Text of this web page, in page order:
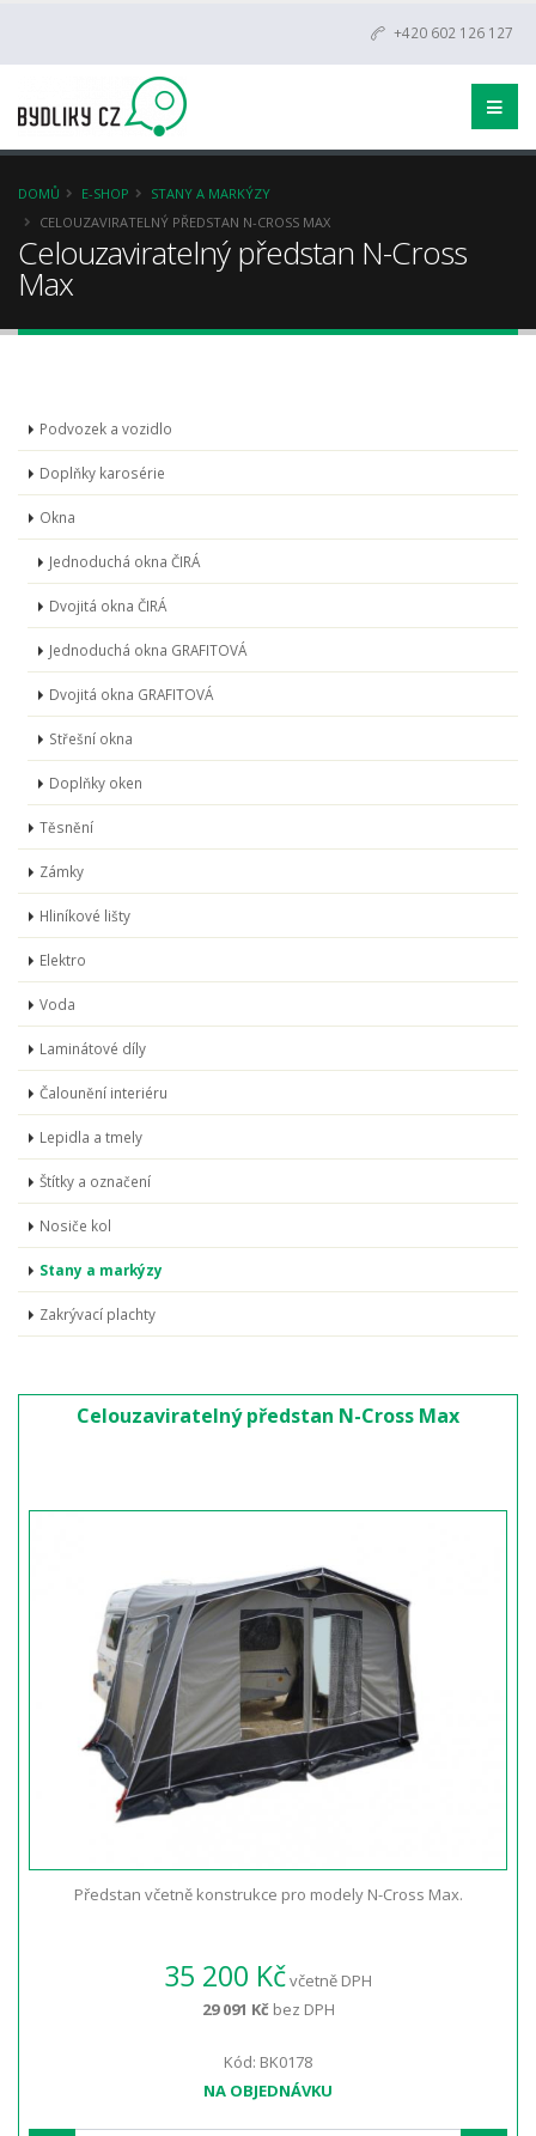
+420 602 126 127
DOMŮ E-SHOP
STANY A MARKÝZY
CELOUZAVIRATELNÝ PŘEDSTAN N-CROSS MAX
Celouzaviratelný předstan N-Cross
Max
Podvozek a vozidlo
Doplňky karosérie
Okna
Jednoduchá okna ČIRÁ
Dvojitá okna ČIRÁ
Jednoduchá okna GRAFITOVÁ
Dvojitá okna GRAFITOVÁ
Střešní okna
Doplňky oken
Těsnění
Zámky
Hliníkové lišty
Elektro
Voda
Laminátové díly
Čalounění interiéru
Lepidla a tmely
Štítky a označení
Nosiče kol
Stany a markýzy
Zakrývací plachty
Celouzaviratelný předstan N-Cross Max
Předstan včetně konstrukce pro modely N-Cross Max.
35 200 Kčvčetně DPH
29 091 Kčbez DPH
Kód: BK0178
NA OBJEDNÁVKU